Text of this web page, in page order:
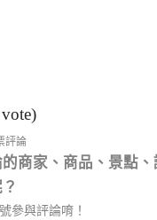
評論
商家、商品、景點、
參與評論唷！